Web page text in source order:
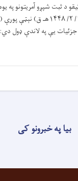
يې په لاندې ډول دي:
بیا په خبرونو کی